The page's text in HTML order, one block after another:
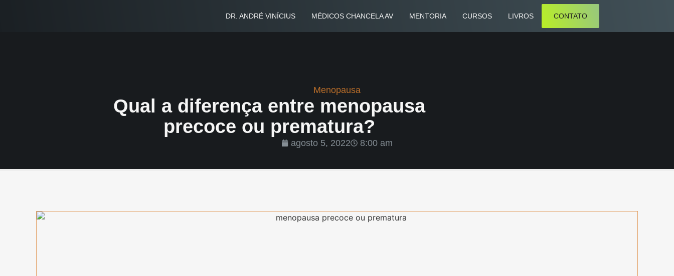
DR. ANDRÉ VINÍCIUS MÉDICOS CHANCELA AV MENTORIA CURSOS LIVROS CONTATO
Menopausa
Qual a diferença entre menopausa
precoce ou prematura?
agosto 5, 2022 8:00 am